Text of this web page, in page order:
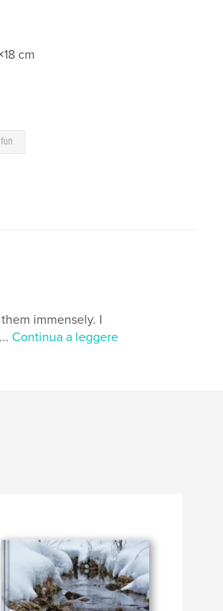
cm
fun
immensely. I
Continua a leggere